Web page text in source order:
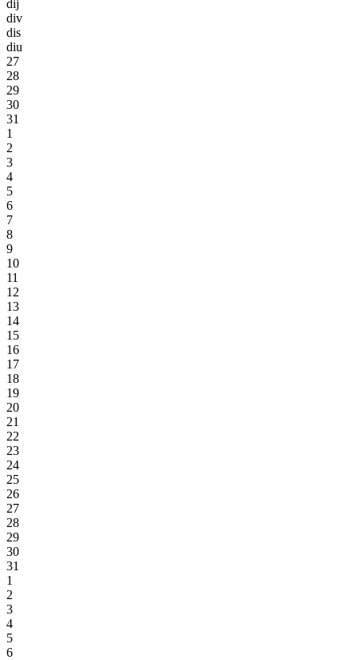
dij
div
dis
diu
27
28
29
30
31
1
2
3
4
5
6
7
8
9
10
11
12
13
14
15
16
17
18
19
20
21
22
23
24
25
26
27
28
29
30
31
1
2
3
4
5
6